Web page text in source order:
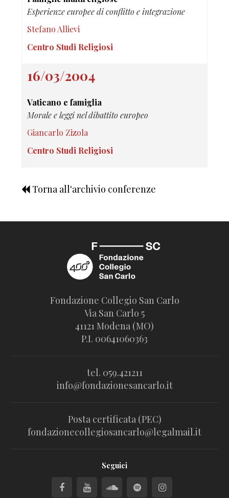
Esperienze europee di conflitto e integrazione
Stefano Allievi
Centro Studi Religiosi
16/03/2004
Vaticano e famiglia
Morale e leggi nel dibattito europeo
Giancarlo Zizola
Centro Studi Religiosi
Torna all'archivio conferenze
Fondazione Collegio San Carlo
Via San Carlo 5
41121 Modena (MO)
P.I. 00641060363
tel. 059.421211
info@fondazionesancarlo.it
Posta certificata (PEC)
fondazionecollegiosancarlo@legalmail.it
Seguici